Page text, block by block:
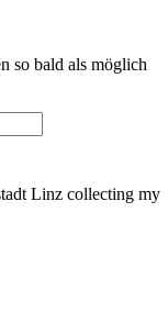
so bald als möglich
Linz collecting my